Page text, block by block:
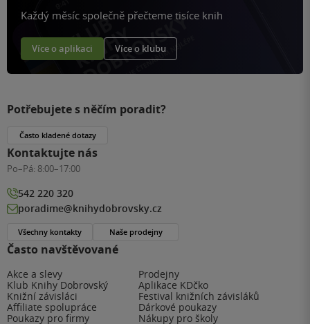
Každý měsíc společně přečteme tisíce knih
Více o aplikaci Více o klubu
Často navštěvované
Akce a slevy
Prodejny
Klub Knihy Dobrovský
Aplikace KDčko
Knižní závisláci
Festival knižních závisláků
Affiliate spolupráce
Dárkové poukazy
Poukazy pro firmy
Nákupy pro školy
Potřebujete s něčím poradit?
Často kladené dotazy
Kontaktujte nás
Po–Pá: 8:00–17:00
542 220 320
poradime@knihydobrovsky.cz
Všechny kontakty Naše prodejny